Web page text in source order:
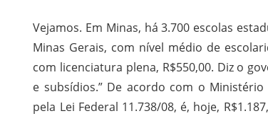
Vejamos. Em Minas, há 3.700 escolas
Minas Gerais, com nível médio de
com licenciatura plena, R$550,00. Diz o
e subsídios.” De acordo com o Ministério
pela Lei Federal 11.738/08, é, hoje,